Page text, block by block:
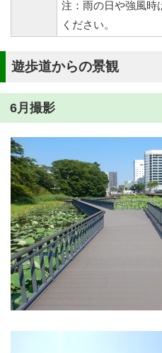
注：雨の日や強風時
ください。
遊歩道からの景観
6月撮影